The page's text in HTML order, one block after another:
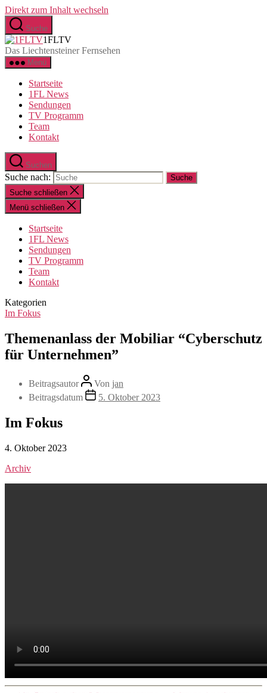
Direkt zum Inhalt wechseln
Suche
1FLTV
Das Liechtensteiner Fernsehen
Menü
Startseite
1FL News
Sendungen
TV Programm
Team
Kontakt
Suchen
Suche nach:
Suche schließen
Menü schließen
Startseite
1FL News
Sendungen
TV Programm
Team
Kontakt
Kategorien
Im Fokus
Themenanlass der Mobiliar “Cyberschutz
für Unternehmen”
Beitragsautor Von jan
Beitragsdatum
5. Oktober 2023
Im Fokus
4. Oktober 2023
Archiv